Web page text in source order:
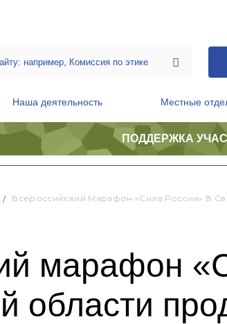
Наша деятельность Местные
ПОДДЕРЖКА
Всероссийский Марафон «Сила России» В
марафон
области